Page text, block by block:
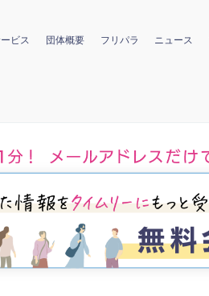
ビス 団体概要 フリパラ ニュース